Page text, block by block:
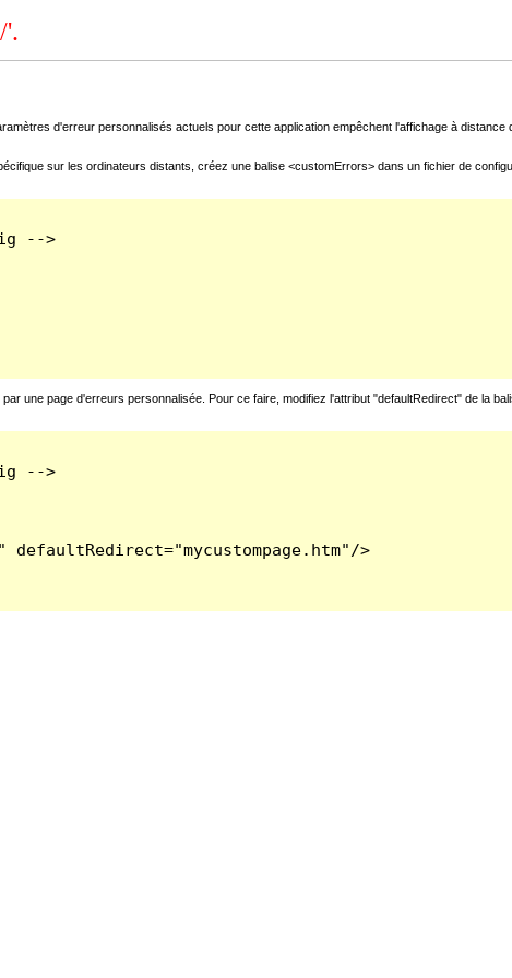
'.
d'erreur personnalisés actuels pour cette application empêchent l'affichage à
sur les ordinateurs distants, créez une balise <customErrors> dans un fichier de
-->
une page d'erreurs personnalisée. Pour ce faire, modifiez l'attribut "defaultRedirect" de la
-->
defaultRedirect="mycustompage.htm"/>